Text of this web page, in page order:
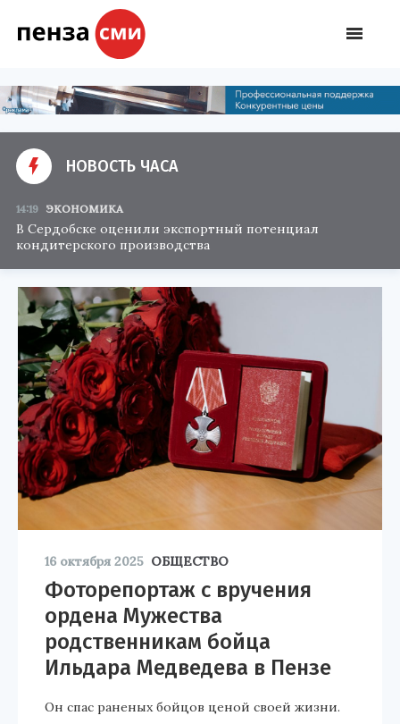
НОВОСТЬ ЧАСА
14:19 ЭКОНОМИКА
В Сердобске оценили экспортный потенциал
кондитерского производства
16 октября 2025 ОБЩЕСТВО
Фоторепортаж с вручения
ордена Мужества
родственникам бойца
Ильдара Медведева в Пензе
Он спас раненых бойцов ценой своей жизни.